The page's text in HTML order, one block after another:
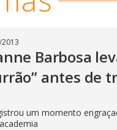
o
Barbosa
antes de
um momento